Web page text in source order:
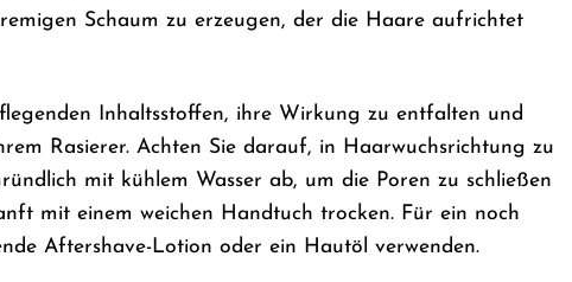
Schaum zu erzeugen, der die Haare aufrichtet
Inhaltsstoffen, ihre Wirkung zu entfalten und
Rasierer. Achten Sie darauf, in Haarwuchsrichtung zu
mit kühlem Wasser ab, um die Poren zu schließen
mit einem weichen Handtuch trocken. Für ein noch
Aftershave-Lotion oder ein Hautöl verwenden.